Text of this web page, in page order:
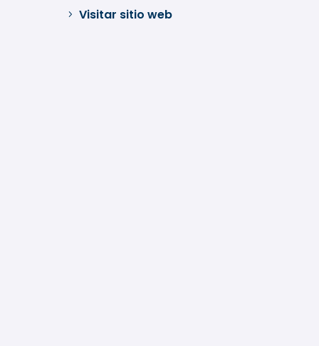
Visitar sitio web